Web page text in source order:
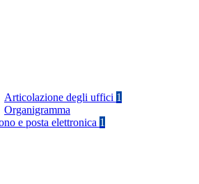
Articolazione degli uffici 1
Organigramma
e posta elettronica 1